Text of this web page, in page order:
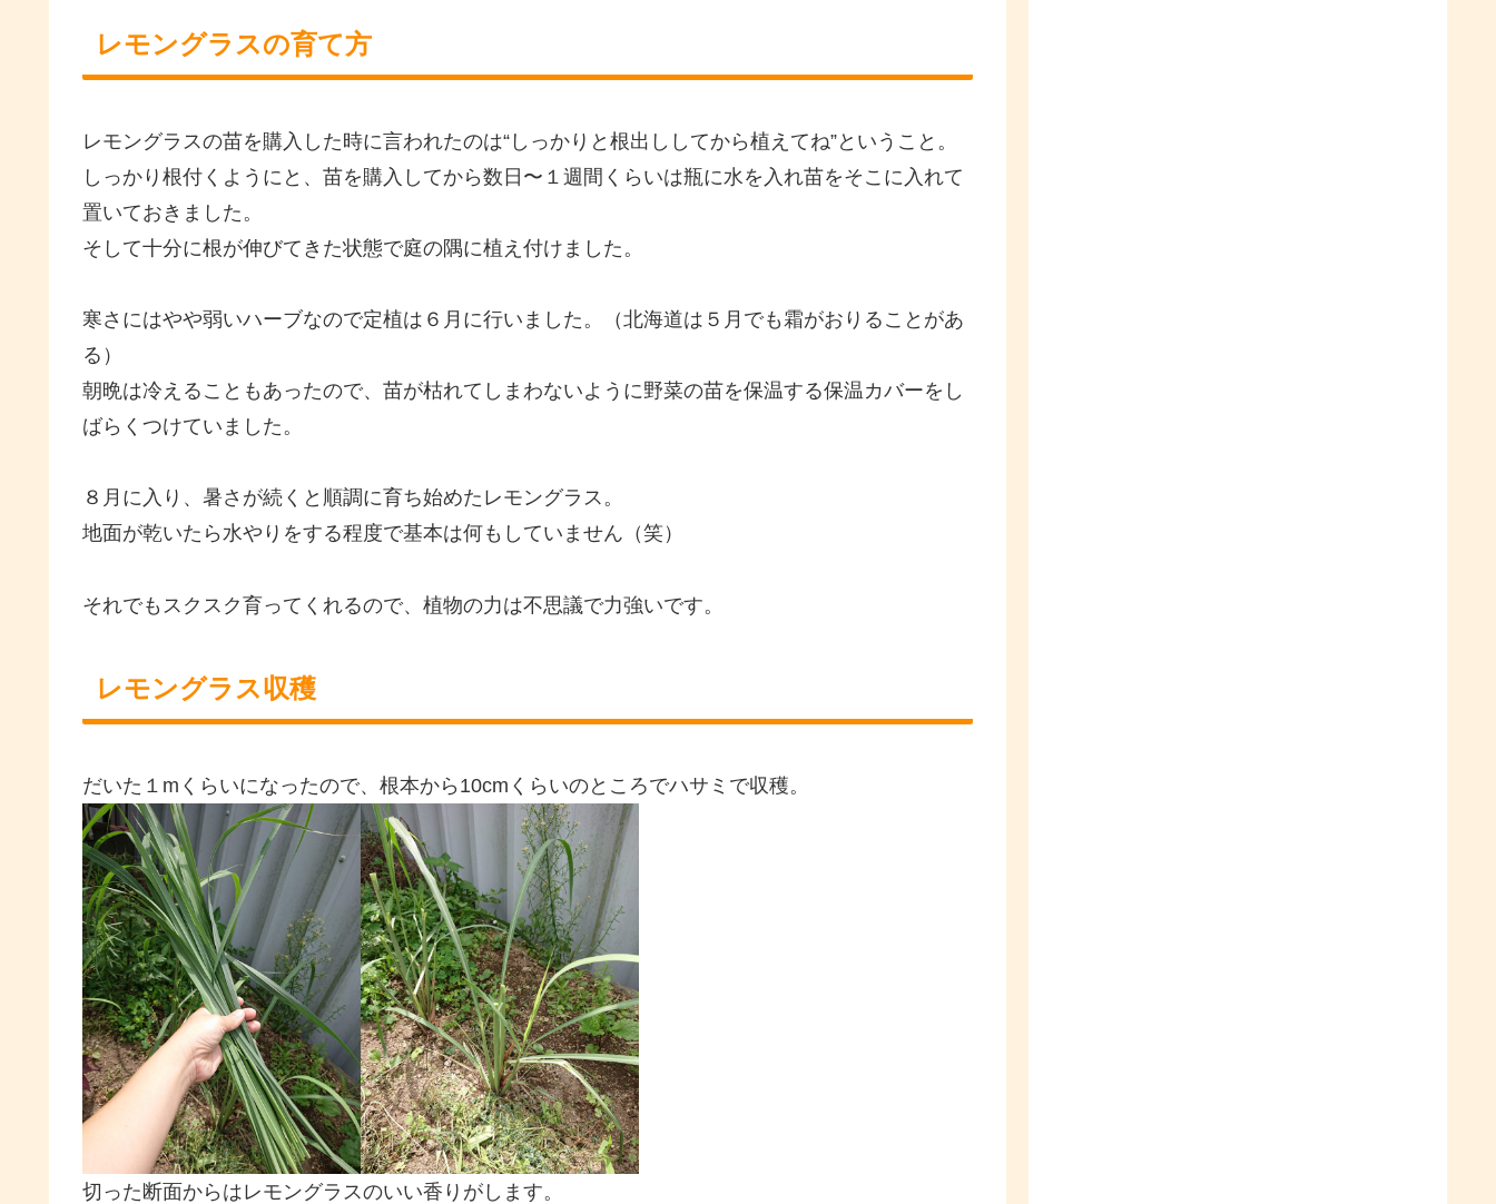
レモングラスの育て方
レモングラスの苗を購入した時に言われたのは“しっかりと根出ししてから植えてね”ということ。
しっかり根付くようにと、苗を購入してから数日〜１週間くらいは瓶に水を入れ苗をそこに入れて
置いておきました。
そして十分に根が伸びてきた状態で庭の隅に植え付けました。
寒さにはやや弱いハーブなので定植は６月に行いました。（北海道は５月でも霜がおりることがあ
る）
朝晩は冷えることもあったので、苗が枯れてしまわないように野菜の苗を保温する保温カバーをし
ばらくつけていました。
８月に入り、暑さが続くと順調に育ち始めたレモングラス。
地面が乾いたら水やりをする程度で基本は何もしていません（笑）
それでもスクスク育ってくれるので、植物の力は不思議で力強いです。
レモングラス収穫
だいた１mくらいになったので、根本から10cmくらいのところでハサミで収穫。
切った断面からはレモングラスのいい香りがします。